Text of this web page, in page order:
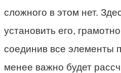
сложного в этом нет.
установить его,
соединив все элементы
менее важно будет